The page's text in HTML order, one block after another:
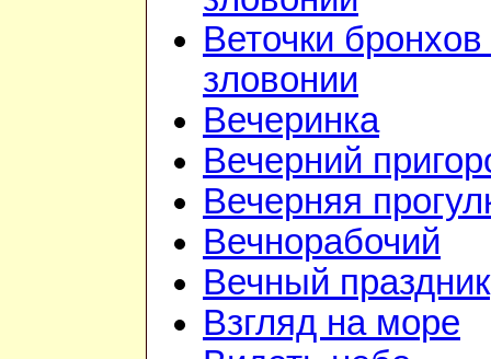
Веточки
зловонии
Вечеринка
Вечерний
Вечерняя
Вечнорабочий
Вечный праздник
Взгляд на море